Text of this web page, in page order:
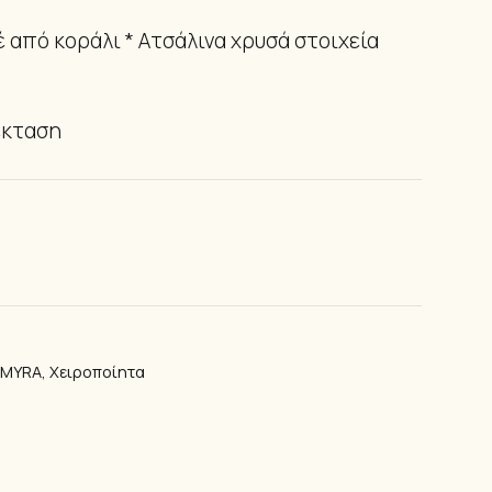
ΠΟΔΙΟΎ
από κοράλι * Ατσάλινα χρυσά στοιχεία
, Χειροποίητα